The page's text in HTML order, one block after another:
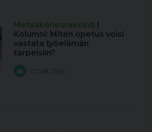
Metsäkoneurakointi
Kolumni: Miten opetus voisi
vastata työelämän
tarpeisiin?
07.08.2026